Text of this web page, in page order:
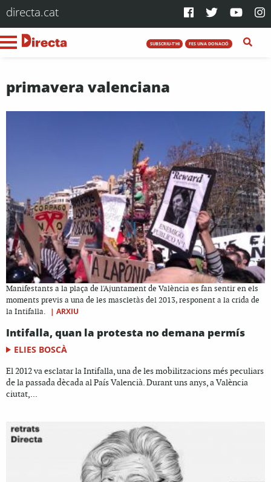
directa.cat
SUBSCRIU-T'HI FES UNA DONACIÓ
primavera valenciana
Manifestants a la plaça de l'Ajuntament de València es fan sentir en els
moments previs a una de les mascletàs del 2013, responent a la crida de
la Intifalla.
| ARXIU
Intifalla, quan la protesta no demana permís
ELIES BOSCÀ
El 2012 va esclatar la Intifalla, una de les mobilitzacions més peculiars
de la passada dècada al País Valencià. Durant uns anys, a València
ciutat,...